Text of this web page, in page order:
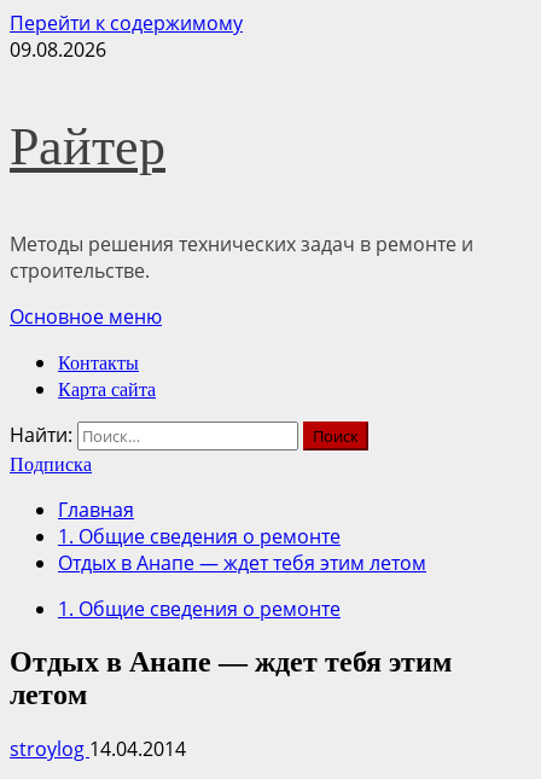
Перейти к содержимому
09.08.2026
Райтер
Методы решения технических задач в ремонте и
строительстве.
Основное меню
Контакты
Карта сайта
Найти:
Подписка
Главная
1. Общие сведения о ремонте
Отдых в Анапе — ждет тебя этим летом
1. Общие сведения о ремонте
Отдых в Анапе — ждет тебя этим
летом
stroylog 14.04.2014